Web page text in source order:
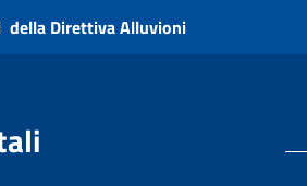
della Direttiva Alluvioni